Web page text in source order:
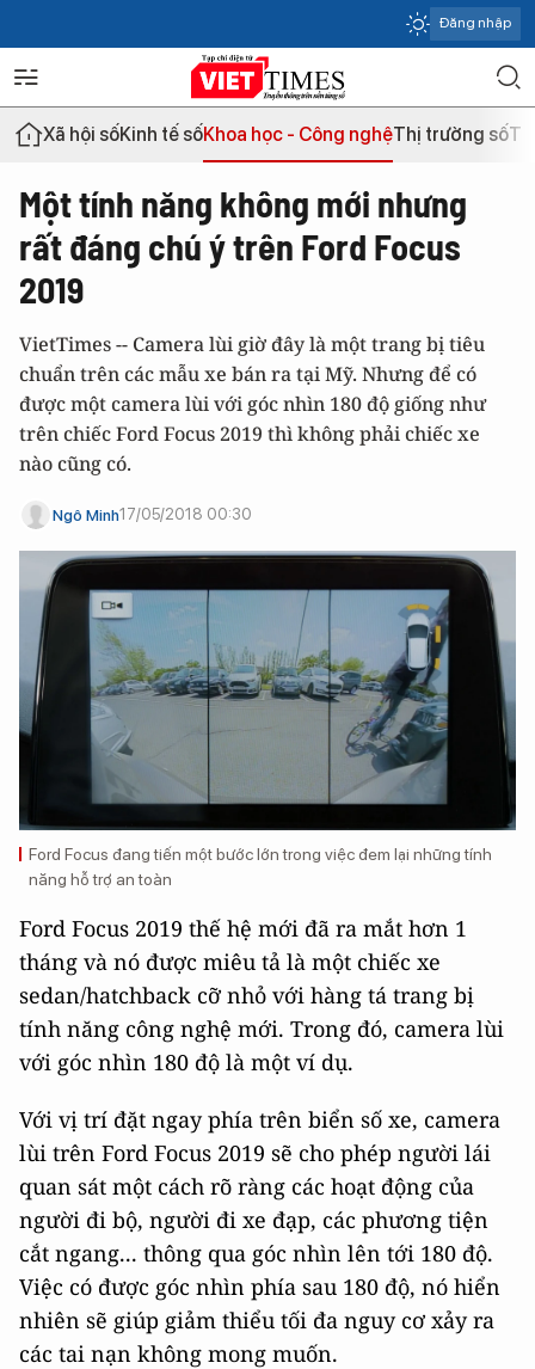
Đăng nhập
Xã hội sốKinh tế sốKhoa học - Công nghệThị trường số
Một tính năng không mới nhưng
rất đáng chú ý trên Ford Focus
2019
VietTimes -- Camera lùi giờ đây là một trang bị tiêu
chuẩn trên các mẫu xe bán ra tại Mỹ. Nhưng để có
được một camera lùi với góc nhìn 180 độ giống như
trên chiếc Ford Focus 2019 thì không phải chiếc xe
nào cũng có.
Ngô Minh17/05/2018 00:30
Ford Focus đang tiến một bước lớn trong việc đem lại những tính
năng hỗ trợ an toàn
Ford Focus 2019 thế hệ mới đã ra mắt hơn 1
tháng và nó được miêu tả là một chiếc xe
sedan/hatchback cỡ nhỏ với hàng tá trang bị
tính năng công nghệ mới. Trong đó, camera lùi
với góc nhìn 180 độ là một ví dụ.
Với vị trí đặt ngay phía trên biển số xe, camera
lùi trên Ford Focus 2019 sẽ cho phép người lái
quan sát một cách rõ ràng các hoạt động của
người đi bộ, người đi xe đạp, các phương tiện
cắt ngang... thông qua góc nhìn lên tới 180 độ.
Việc có được góc nhìn phía sau 180 độ, nó hiển
nhiên sẽ giúp giảm thiểu tối đa nguy cơ xảy ra
các tai nạn không mong muốn.